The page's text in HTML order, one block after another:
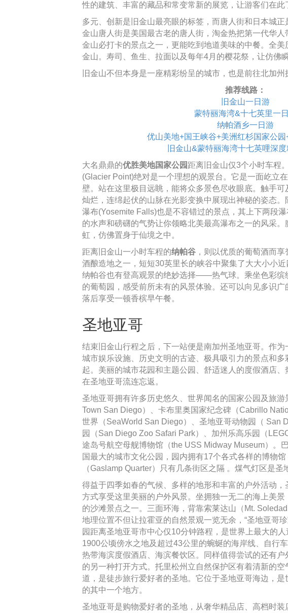
性的建筑、丰富的藏品和常变常新的展览，让游客们在此
多元、创新是旧金山最亮眼的标签，而唐人街和日本城
金山唐人街是美国最古老的唐人街，淘金热把第一代华
金山必打卡的景点之一，更能吃到地道美味的中餐。全
金山。寿司、鱼生、拉面以及每年4月的樱花祭，让仿佛
旧金山不但本身是一座精彩纷呈的城市，也是前往北加州
推荐线路：
旧金山一日游
蒙特丽海湾&十七英里一
纳帕酒乡一日游
优山美地+国王峡谷+美洲红杉国家公
旧金山&蒙特丽海湾十七英哩深
大名鼎鼎的优胜美地国家公园 距离旧金山仅3个小时车程
(Glacier Point)绝对是一个理想的观景台。它是一面屹立
壁。站在这里极目远眺，能将众多景色尽收眼底。触手
灿烂，连绵起伏的山脉在光影变换中展现出神秘的姿态
瀑布(Yosemite Falls)也是不容错过的景点，其上下两段
的水声和磅礴的气势让你领略北美最高瀑布之一的风采
虹，仿佛置身于仙境之中。
距离旧金山一小时车程的纳帕谷 ，则以优质的葡萄酒而
酒酿造地之一，短短30英里长的峡谷中聚集了大大小小近
纳帕谷也有登高观景的绝妙选择——热气球。乘坐色彩缤
的葡萄园，感受前所未有的风景体验。还可以向见多识
落后享受一顿香槟早午餐。
圣地亚哥
结束旧金山行程之后，下一站便是南加州圣地亚哥。作
城市娱乐设施、历史文明的古迹、极具吸引力的景点和
起。美丽的城市花园和主题公园、舒适迷人的度假酒店
在圣地亚哥流连忘返。
圣地亚哥拥有许多历史悠久、世界闻名的国家公园及旅
Town San Diego）、卡布里奥国家纪念碑（Cabrillo
世界（SeaWorld San Diego）、圣地亚哥动物园（ San
园（San Diego Zoo Safari Park）、加州乐高乐园（
途岛号航空母舰博物馆（the USS Midway Museum）。
国最大的城市文化公园，园内拥有17个各式各样的博物
（Gaslamp Quarter）只有几条街区之隔 。煤气灯区是圣
得益于四季如春的气候、多样的地形和丰富的户外活动
方式享受这里美丽的户外风景。坐拥独一无二的海上美
的沙滩景点之一。三面环海，背靠索莱达山（Mt.
地理位置不但让拉霍亚的自然景观一览无余，“圣地亚哥
园距离圣地亚哥市中心仅10分钟路程，是世界上最大的
1900公顷傍水之地及超过43公里的蜿蜒的海岸线、自行
热带海滨度假酒店、海滨餐饮区。同样值得尝试的还有
的另一种打开方式。托里松州立自然保护区有着清新的
道，是徒步旅行爱好者的圣地。它位于圣地亚哥海边，
的其中一个地方。
圣地亚哥是购物爱好者的圣地，从奢华精品店、高档时